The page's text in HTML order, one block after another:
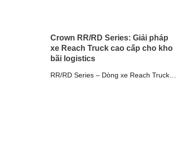
Crown RR/RD Series: Giải pháp
xe Reach Truck cao cấp cho kho
bãi logistics
RR/RD Series – Dòng xe Reach Truck